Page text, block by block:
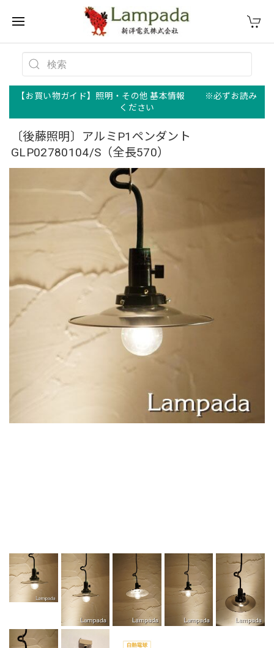
【お買い物ガイド】照明・その他 基本情報 ※必ずお読み
ください
〔後藤照明〕アルミP1ペンダント
GLP02780104/S（全長570）